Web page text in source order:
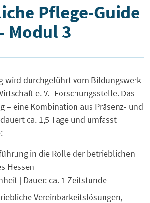
Pflege-Guide Hessen
Pflege-Guide
Modul 3
wird durchgeführt vom Bildungswerk
e. V.- Forschungsstelle. Das
– eine Kombination aus Präsenz- und
ca. 1,5 Tage und umfasst
in die Rolle der betrieblichen
Hessen
| Dauer: ca. 1 Zeitstunde
Vereinbarkeitslösungen,